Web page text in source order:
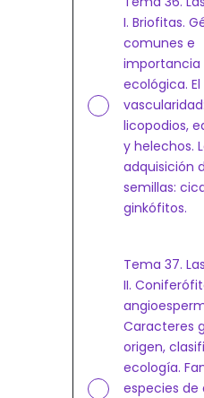
I. Briofitas.
comunes e
importancia
ecológica.
vascularidad:
licopodios,
y helechos.
adquisición
semillas:
ginkófitos.
Tema 37.
II.
Caracteres
origen,
ecología.
especies de